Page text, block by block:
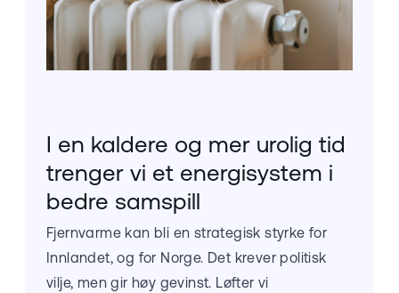
I en kaldere og mer urolig tid
trenger vi et energisystem i
bedre samspill
Fjernvarme kan bli en strategisk styrke for
Innlandet, og for Norge. Det krever politisk
vilje, men gir høy gevinst. Løfter vi